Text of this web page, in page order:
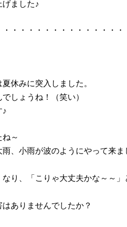
ました♪
・・・・・・・・・・・・・・・
休みに突入しました。
しょうね！（笑い）
♪
～
、小雨が波のようにやって来ま
り、「こりゃ大丈夫かな～～」
ありませんでしたか？